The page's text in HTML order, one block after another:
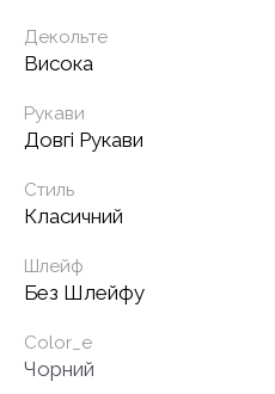
Декольте
Висока
Рукави
Довгі Рукави
Стиль
Класичний
Шлейф
Без Шлейфу
Color_e
Чорний